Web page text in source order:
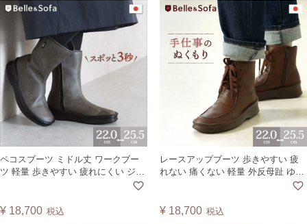
ペコスブーツ ミドル丈 ワークブー
ツ 軽量 歩きやすい 疲れにくい ジッ
パー コンフォート 外反母趾 ゆった
甲のベルトは別売です
¥ 18,700 税込
レースアップブーツ 歩きやすい 疲
れない 痛くない 軽量 外反母趾 ゆっ
たり 横幅 ジッパー 旅行 紐靴 靴 日
¥ 18,700 税込